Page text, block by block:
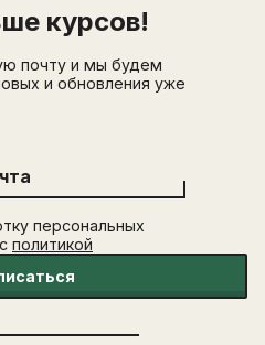
курсов!
почту и мы будем
и обновления уже
персональных
политикой